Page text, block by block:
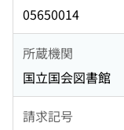
05650014
所蔵機関
国立国会図書館
請求記号